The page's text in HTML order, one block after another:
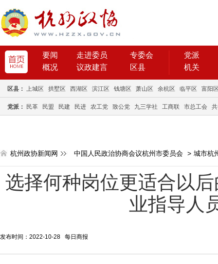
要闻 走进委员
专委会
概况
议政建言 区县
党派
机关
区县： 上城区 拱墅区 西湖区 滨江区 钱塘区 萧山区 余杭区 临平区 富阳
党派： 民革 民盟 民建 民进 农工党 致公党 九三学社 工商联 市总工会
杭州政协新闻网 中国人民政治协商会议杭州市委员会 > 城市杭
选择何种岗位更适合以
业指导人
发布时间：2022-10-28 每日商报